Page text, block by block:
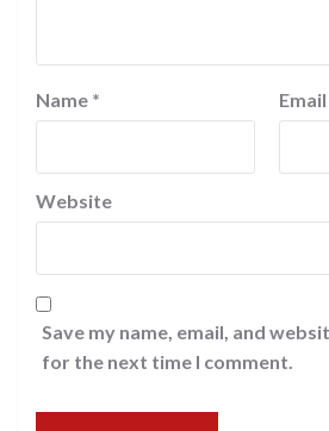
Name * Email
Website
Save my name, email, and
for the next time I comment.